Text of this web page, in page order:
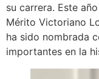
su carrera. Este
Mérito Victoriano
ha sido nombrada
importantes en la